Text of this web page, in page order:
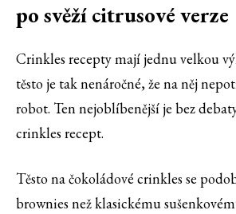
po svěží citrusové verze
Crinkles recepty mají jednu velkou
těsto je tak nenáročné, že na něj
robot. Ten nejoblíbenější je bez
crinkles recept.
Těsto na čokoládové crinkles se
brownies než klasickému